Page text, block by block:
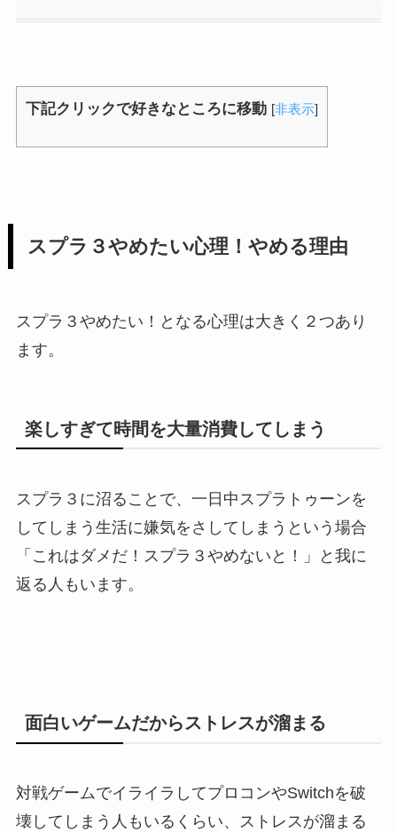
下記クリックで好きなところに移動 [非表示]
スプラ３やめたい心理！やめる理由
スプラ３やめたい！となる心理は大きく２つあり
ます。
楽しすぎて時間を大量消費してしまう
スプラ３に沼ることで、一日中スプラトゥーンを
してしまう生活に嫌気をさしてしまうという場合
「これはダメだ！スプラ３やめないと！」と我に
返る人もいます。
面白いゲームだからストレスが溜まる
対戦ゲームでイライラしてプロコンやSwitchを破
壊してしまう人もいるくらい、ストレスが溜まる